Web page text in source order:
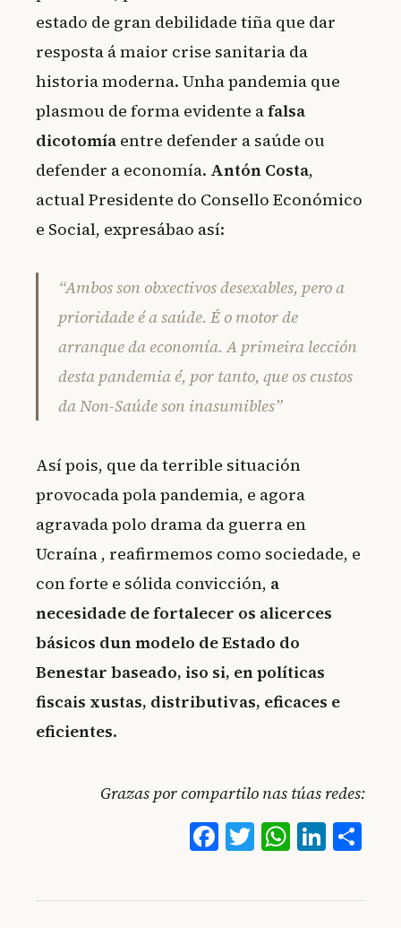
estado de gran debilidade tiña que dar
resposta á maior crise sanitaria da
historia moderna. Unha pandemia que
plasmou de forma evidente afalsa
dicotomía entre defender a saúde ou
defender a economía. Antón Costa,
actual Presidente do Consello Económico
e Social, expresábao así:
“Ambos son obxectivos desexables, pero a
prioridade é a saúde. É o motor de
arranque da economía. A primeira lección
desta pandemia é, por tanto, que os custos
da Non-Saúde son inasumibles”
Así pois, que da terrible situación
provocada pola pandemia, e agora
agravada polo drama da guerra en
Ucraína , reafirmemos como sociedade, e
con forte e sólida convicción, a
necesidade de fortalecer os alicerces
básicos dun modelo de Estado do
Benestar baseado, iso si, en políticas
fiscais xustas, distributivas, eficaces e
eficientes.
Grazas por compartilo nas túas redes:
Facebook
Twitter